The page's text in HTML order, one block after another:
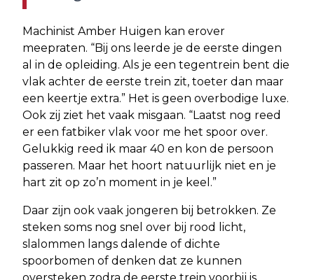
Machinist Amber Huigen kan erover
meepraten. “Bij ons leerde je de eerste dingen
al in de opleiding. Als je een tegentrein bent die
vlak achter de eerste trein zit, toeter dan maar
een keertje extra.” Het is geen overbodige luxe.
Ook zij ziet het vaak misgaan. “Laatst nog reed
er een fatbiker vlak voor me het spoor over.
Gelukkig reed ik maar 40 en kon de persoon
passeren. Maar het hoort natuurlijk niet en je
hart zit op zo’n moment in je keel.”
Daar zijn ook vaak jongeren bij betrokken. Ze
steken soms nog snel over bij rood licht,
slalommen langs dalende of dichte
spoorbomen of denken dat ze kunnen